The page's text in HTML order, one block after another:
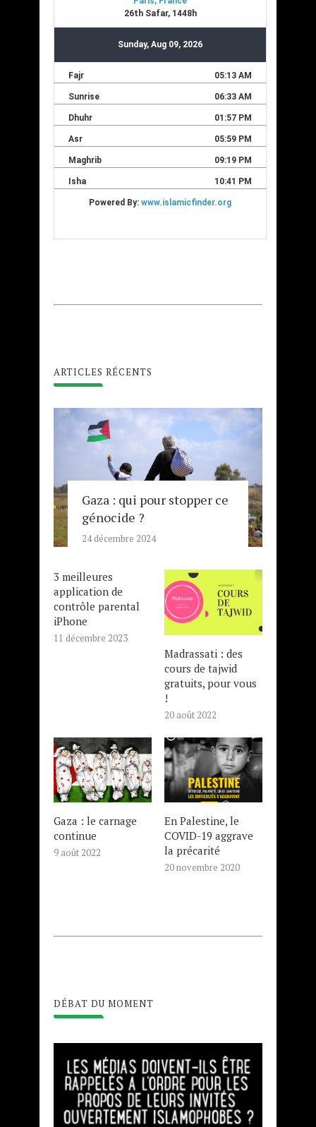
ARTICLES RÉCENTS
Gaza : qui pour stopper ce
génocide ?
24 décembre 2024
3 meilleures
application de
contrôle parental
iPhone
11 décembre 2023
Madrassati : des
cours de tajwid
gratuits, pour vous
!
20 août 2022
Gaza : le carnage
continue
9 août 2022
En Palestine, le
COVID-19 aggrave
la précarité
20 novembre 2020
DÉBAT DU MOMENT